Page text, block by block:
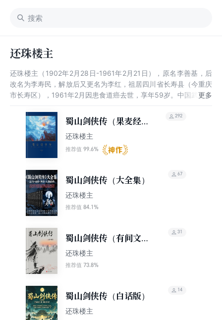
还珠楼主
还珠楼主（1902年2月28日-1961年2月21日），原名李善基，后
改名为李寿民，解放后又更名为李红，祖居四川省长寿县（今重庆
市长寿区），1961年2月因患食道癌去世，享年59岁。中国武侠小
受评论界斥责，被称为“荒诞至极”的便是还珠楼主。与“社会反讽
派”白羽 、“帮会技击派”郑证因 、“奇情推理派”朱贞木、“悲剧侠情
派”王度庐共称“北派五大家”。代表作品《蜀山剑侠传》，一生中的
作品多达4000余万字。在解放前的重庆籍作家中，李寿民是唯一
在中国现代文学史上占有一席之地的人物。
蜀山剑侠传（果麦经
典）
还珠楼主
推荐值 99.6%
292
蜀山剑侠传（大全集）
还珠楼主
推荐值 84.1%
67
蜀山剑侠传（有间文
库）
还珠楼主
推荐值 73.8%
31
蜀山剑侠传（白话版）
还珠楼主
14